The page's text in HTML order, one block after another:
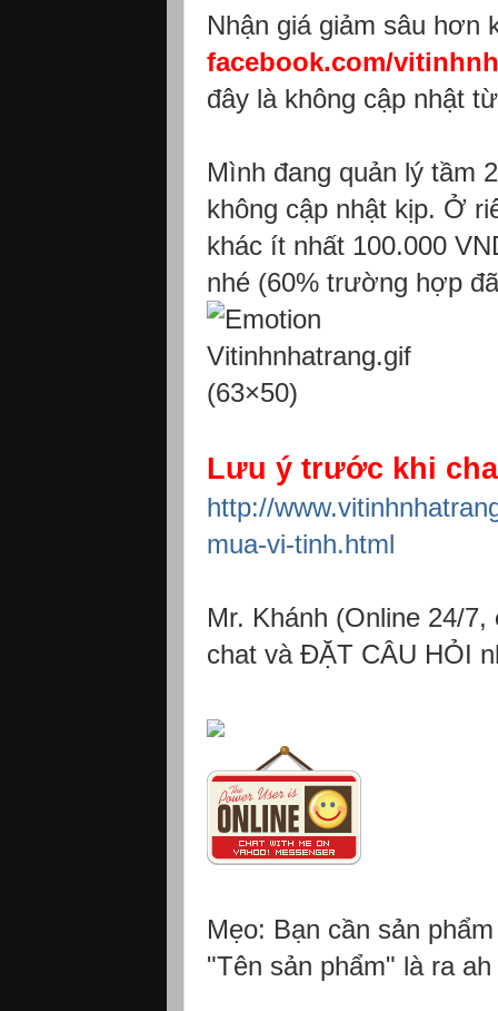
Nhận giá giảm sâu hơn
facebook.com/
đây là không cập nhật
Mình đang quản lý tầm
không cập nhật kịp. Ở
khác ít nhất 100.000
nhé (60% trường hợp
Lưu ý trước khi
http://
mua-vi-tinh.html
Mr. Khánh (Online 24/7,
chat và ĐẶT CÂU HỎI
Mẹo: Bạn cần sản
"Tên sản phẩm" là ra ah